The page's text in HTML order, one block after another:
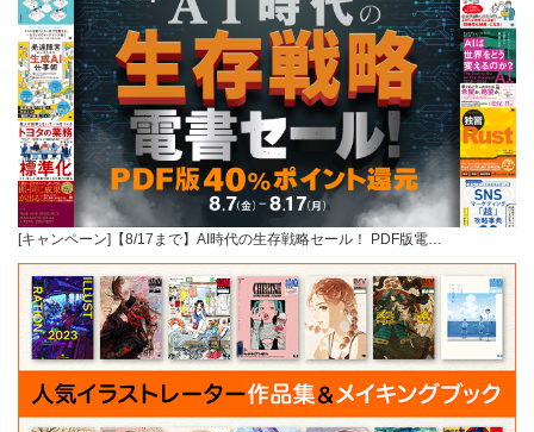
[キャンペーン]【8/17まで】AI時代の生存戦略セール！ PDF版電…